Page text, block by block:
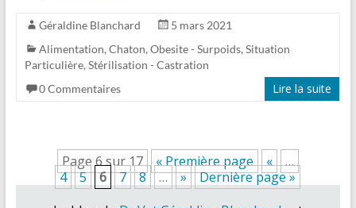
Géraldine Blanchard
5 mars 2021
Alimentation, Chaton, Obesite - Surpoids, Situation
Particulière, Stérilisation - Castration
0 Commentaires
Lire la suite
Page 6 sur 17 « Première page «
…
4
5 6 7 8 … »
Dernière page »